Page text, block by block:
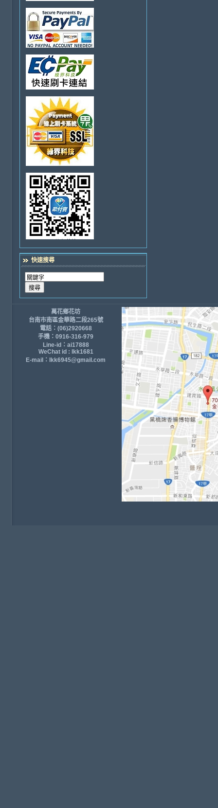
快速搜尋
萬花鄉花坊
台南市南區金華路二段265號
電話：(06)2920668
手機：0916-316-979
Line-id：ai17888
WeChat id : lkk1681
E-mail：lkk6945@gmail.com